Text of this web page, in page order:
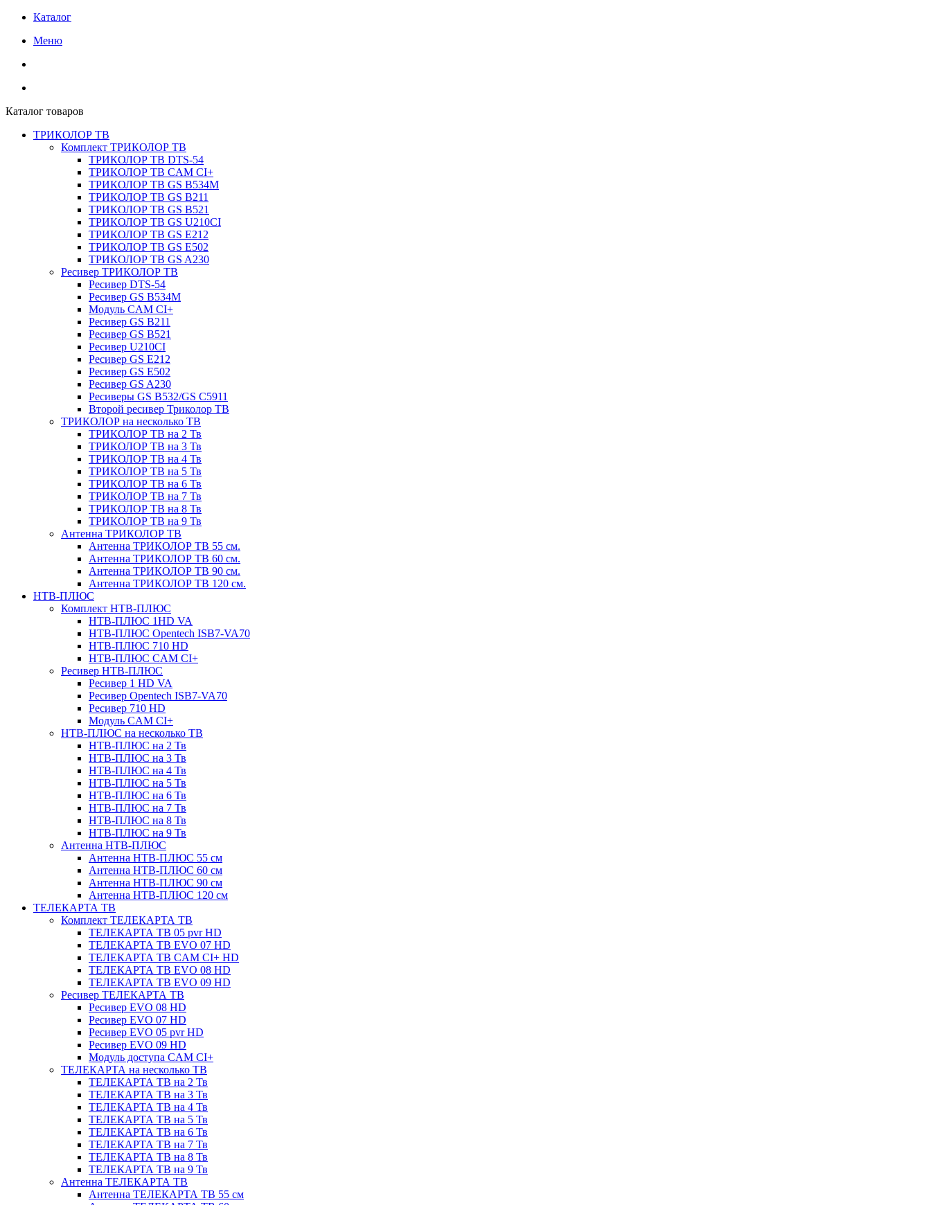
Каталог
Меню
Каталог товаров
ТРИКОЛОР ТВ
Комплект ТРИКОЛОР ТВ
ТРИКОЛОР ТВ DTS-54
ТРИКОЛОР ТВ CAM CI+
ТРИКОЛОР ТВ GS B534M
ТРИКОЛОР ТВ GS B211
ТРИКОЛОР ТВ GS B521
ТРИКОЛОР ТВ GS U210CI
ТРИКОЛОР ТВ GS E212
ТРИКОЛОР ТВ GS E502
ТРИКОЛОР ТВ GS A230
Ресивер ТРИКОЛОР ТВ
Ресивер DTS-54
Ресивер GS B534M
Модуль CAM CI+
Ресивер GS B211
Ресивер GS B521
Ресивер U210CI
Ресивер GS E212
Ресивер GS E502
Ресивер GS A230
Ресиверы GS B532/GS C5911
Второй ресивер Триколор ТВ
ТРИКОЛОР на несколько ТВ
ТРИКОЛОР ТВ на 2 Тв
ТРИКОЛОР ТВ на 3 Тв
ТРИКОЛОР ТВ на 4 Тв
ТРИКОЛОР ТВ на 5 Тв
ТРИКОЛОР ТВ на 6 Тв
ТРИКОЛОР ТВ на 7 Тв
ТРИКОЛОР ТВ на 8 Тв
ТРИКОЛОР ТВ на 9 Тв
Антенна ТРИКОЛОР ТВ
Антенна ТРИКОЛОР ТВ 55 см.
Антенна ТРИКОЛОР ТВ 60 см.
Антенна ТРИКОЛОР ТВ 90 см.
Антенна ТРИКОЛОР ТВ 120 см.
НТВ-ПЛЮС
Комплект НТВ-ПЛЮС
НТВ-ПЛЮС 1HD VA
НТВ-ПЛЮС Opentech ISB7-VA70
НТВ-ПЛЮС 710 HD
НТВ-ПЛЮС CAM CI+
Ресивер НТВ-ПЛЮС
Ресивер 1 HD VA
Ресивер Opentech ISB7-VA70
Ресивер 710 HD
Модуль CAM CI+
НТВ-ПЛЮС на несколько ТВ
НТВ-ПЛЮС на 2 Тв
НТВ-ПЛЮС на 3 Тв
НТВ-ПЛЮС на 4 Тв
НТВ-ПЛЮС на 5 Тв
НТВ-ПЛЮС на 6 Тв
НТВ-ПЛЮС на 7 Тв
НТВ-ПЛЮС на 8 Тв
НТВ-ПЛЮС на 9 Тв
Антенна НТВ-ПЛЮС
Антенна НТВ-ПЛЮС 55 см
Антенна НТВ-ПЛЮС 60 см
Антенна НТВ-ПЛЮС 90 см
Антенна НТВ-ПЛЮС 120 см
ТЕЛЕКАРТА ТВ
Комплект ТЕЛЕКАРТА ТВ
ТЕЛЕКАРТА ТВ 05 pvr HD
ТЕЛЕКАРТА ТВ EVO 07 HD
ТЕЛЕКАРТА ТВ CAM CI+ HD
ТЕЛЕКАРТА ТВ EVO 08 HD
ТЕЛЕКАРТА ТВ EVO 09 HD
Ресивер ТЕЛЕКАРТА ТВ
Ресивер EVO 08 HD
Ресивер EVO 07 HD
Ресивер EVO 05 pvr HD
Ресивер EVO 09 HD
Модуль доступа CAM CI+
ТЕЛЕКАРТА на несколько ТВ
ТЕЛЕКАРТА ТВ на 2 Тв
ТЕЛЕКАРТА ТВ на 3 Тв
ТЕЛЕКАРТА ТВ на 4 Тв
ТЕЛЕКАРТА ТВ на 5 Тв
ТЕЛЕКАРТА ТВ на 6 Тв
ТЕЛЕКАРТА ТВ на 7 Тв
ТЕЛЕКАРТА ТВ на 8 Тв
ТЕЛЕКАРТА ТВ на 9 Тв
Антенна ТЕЛЕКАРТА ТВ
Антенна ТЕЛЕКАРТА ТВ 55 см